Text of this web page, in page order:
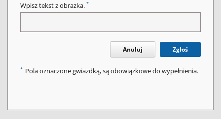
Wpisz tekst z obrazka. *
Anuluj Zgłoś
* Pola oznaczone gwiazdką, są obowiązkowe do wypełnienia.